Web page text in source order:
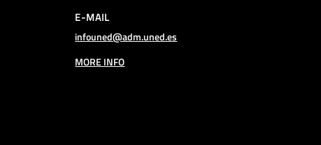
E-MAIL
infouned@adm.uned.es
MORE INFO